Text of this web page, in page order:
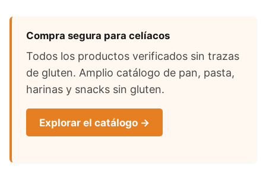
Compra segura para celíacos
Todos los productos verificados sin trazas
de gluten. Amplio catálogo de pan, pasta,
harinas y snacks sin gluten.
Explorar el catálogo →